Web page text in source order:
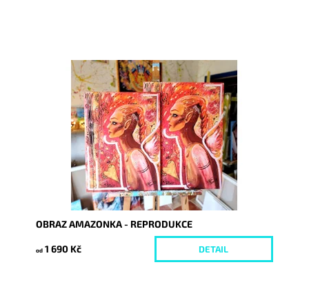
Dostupnost:
Skladem
7335/30
OBRAZ AMAZONKA - REPRODUKCE
od 1 690 Kč DETAIL